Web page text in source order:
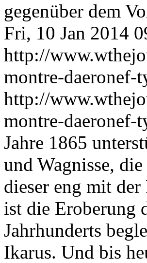
gegenüber dem
Fri, 10 Jan 2014
http://
montre-daeronef-
http://
montre-
Jahre 1865
und Wagnisse,
dieser eng mit
ist die Eroberung
Jahrhunderts
Ikarus. Und bis